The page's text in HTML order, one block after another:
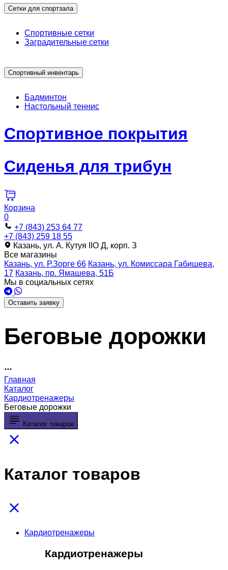
Сетки для спортзала
Спортивные сетки
Заградительные сетки
Спортивный инвентарь
Бадминтон
Настольный теннис
Спортивное покрытия
Сиденья для трибун
Корзина
0
+7 (843) 253 64 77
+7 (843) 259 18 55
Казань, ул. А. Кутуя IIO Д, корп. З
Все магазины
Казань, ул. Р.Зорге 66 Казань, ул. Комиссара Габишева,
17 Казань, пр. Ямашева, 51Б
Мы в социальных сетях
Оставить заявку
Беговые дорожки
Главная
Каталог
Кардиотренажеры
Беговые дорожки
Каталог товаров
Каталог товаров
Кардиотренажеры
Кардиотренажеры